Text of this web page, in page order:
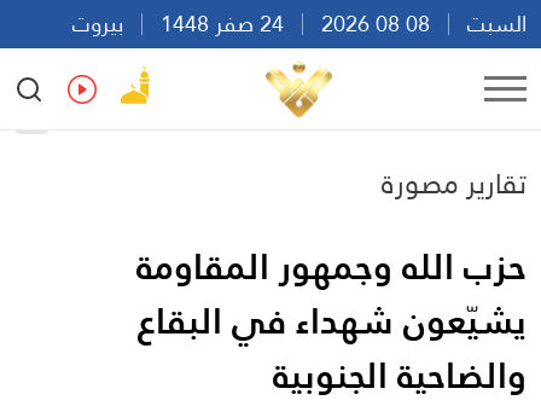
السبت
بيروت
07:27
Ar
تقارير مصورة
حزب الله وجمهور المقاومة
يشيّعون شهداء في البقاع
والضاحية الجنوبية